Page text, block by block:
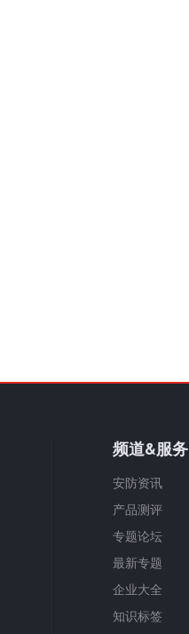
频道&服务
安防资讯
产品测评
专题论坛
最新专题
企业大全
知识标签